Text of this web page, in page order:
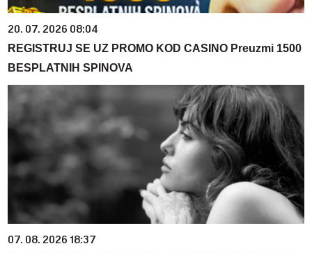
20. 07. 2026 08:04
REGISTRUJ SE UZ PROMO KOD CASINO Preuzmi 1500
BESPLATNIH SPINOVA
07. 08. 2026 18:37